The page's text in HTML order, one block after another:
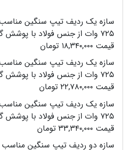
قیمت ۱۸,۳۴۰,۰۰۰ تومان
قیمت ۲۲,۷۸۰,۰۰۰ تومان
قیمت ۳۳,۳۴۰,۰۰۰ تومان